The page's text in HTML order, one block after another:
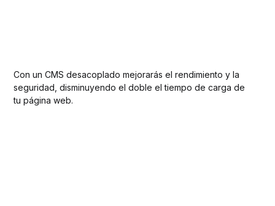
Con un CMS desacoplado mejorarás el rendimiento y la
seguridad, disminuyendo el doble el tiempo de carga de
tu página web.